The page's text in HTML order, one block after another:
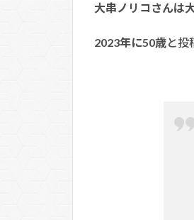
大串ノリコさんは
2023年に50歳と投